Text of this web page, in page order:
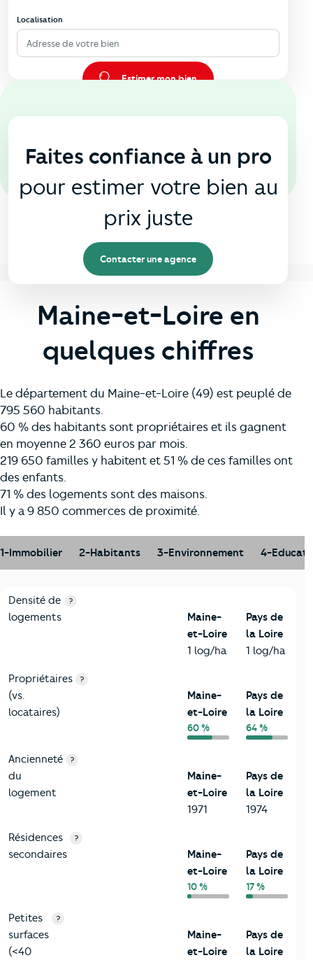
Localisation
Adresse de votre bien
Estimer mon bien
En agence
Faites confiance à un pro
pour estimer votre bien au
prix juste
Contacter une agence
Maine-et-Loire en
quelques chiffres
Le département du Maine-et-Loire (49) est peuplé de
795 560 habitants.
60 % des habitants sont propriétaires et ils gagnent
en moyenne 2 360 euros par mois.
219 650 familles y habitent et 51 % de ces familles ont
des enfants.
71 % des logements sont des maisons.
Il y a 9 850 commerces de proximité.
1-Immobilier 2-Habitants 3-Environnement 4-
1-Immobilier
Critères Maine-et-Loire
Densité de
logements
?
Maine-
et-Loire
1 log/ha
Pays de
la Loire
1 log/ha
Propriétaires
(vs.
locataires)
?
Maine-
et-Loire
60 %
Pays de
la Loire
64 %
Ancienneté
du
logement
?
Maine-
et-Loire
1971
Pays de
la Loire
1974
Résidences
secondaires
?
Maine-
et-Loire
10 %
Pays de
la Loire
17 %
Petites
surfaces
(<40
?
Maine-
et-Loire
Pays de
la Loire